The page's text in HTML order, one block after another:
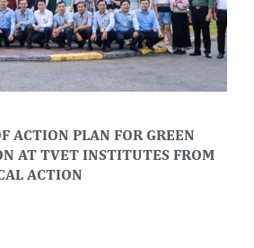
ACTION PLAN FOR GREEN
AT TVET INSTITUTES FROM
ACTION